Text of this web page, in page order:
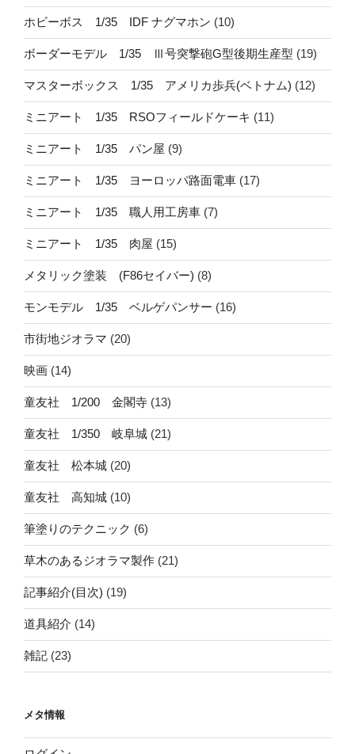
ホビーボス 1/35 IDF ナグマホン (10)
ボーダーモデル 1/35 Ⅲ号突撃砲G型後期生産型 (19)
マスターボックス 1/35 アメリカ歩兵(ベトナム) (12)
ミニアート 1/35 RSOフィールドケーキ (11)
ミニアート 1/35 パン屋 (9)
ミニアート 1/35 ヨーロッパ路面電車 (17)
ミニアート 1/35 職人用工房車 (7)
ミニアート 1/35 肉屋 (15)
メタリック塗装 (F86セイバー) (8)
モンモデル 1/35 ベルゲパンサー (16)
市街地ジオラマ (20)
映画 (14)
童友社 1/200 金閣寺 (13)
童友社 1/350 岐阜城 (21)
童友社 松本城 (20)
童友社 高知城 (10)
筆塗りのテクニック (6)
草木のあるジオラマ製作 (21)
記事紹介(目次) (19)
道具紹介 (14)
雑記 (23)
メタ情報